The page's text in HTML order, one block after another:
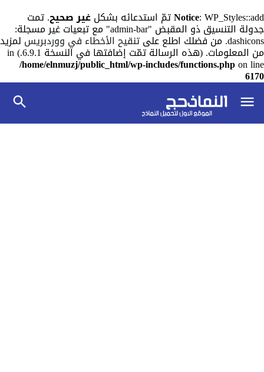
Notice: WP_Styles::add تمّ استدعائه بشكل غير صحيح. تمت
جدولة التنسيق ذو المقبض "admin-bar" مع تبعيات غير مسجلة:
dashicons. من فضلك اطلع على تنقيح الأخطاء في ووردبريس لمزيد
من المعلومات. (هذه الرسالة تمّت إضافتها في النسخة 6.9.1.) in
/home/elnmuzj/public_html/wp-includes/functions.phpon line
6170